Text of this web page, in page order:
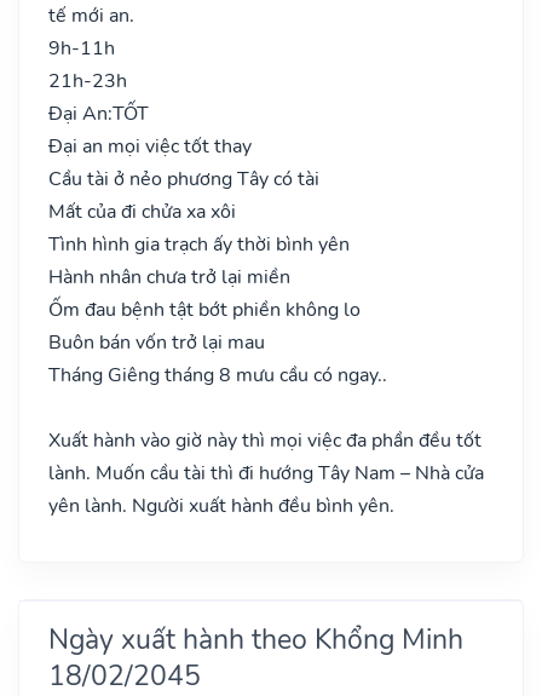
tế mới an.
9h-11h
21h-23h
Đại An:TỐT
Đại an mọi việc tốt thay
Cầu tài ở nẻo phương Tây có tài
Mất của đi chửa xa xôi
Tình hình gia trạch ấy thời bình yên
Hành nhân chưa trở lại miền
Ốm đau bệnh tật bớt phiền không lo
Buôn bán vốn trở lại mau
Tháng Giêng tháng 8 mưu cầu có ngay..
Xuất hành vào giờ này thì mọi việc đa phần đều tốt
lành. Muốn cầu tài thì đi hướng Tây Nam – Nhà cửa
yên lành. Người xuất hành đều bình yên.
Ngày xuất hành theo Khổng Minh
18/02/2045